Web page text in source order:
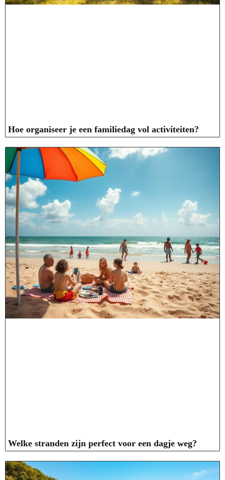
Hoe organiseer je een familiedag vol activiteiten?
Welke stranden zijn perfect voor een dagje weg?